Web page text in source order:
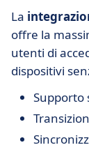
La
offre la
utenti di
dispositivi
Supporto